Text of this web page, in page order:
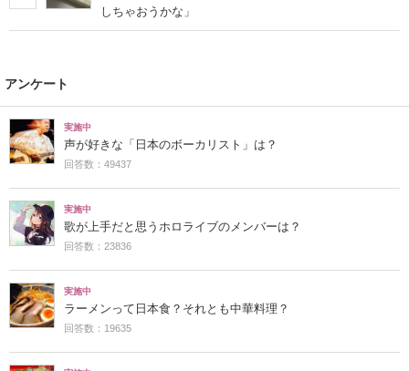
しちゃおうかな」
アンケート
実施中
声が好きな「日本のボーカリスト」は？
回答数：49437
実施中
歌が上手だと思うホロライブのメンバーは？
回答数：23836
実施中
ラーメンって日本食？それとも中華料理？
回答数：19635